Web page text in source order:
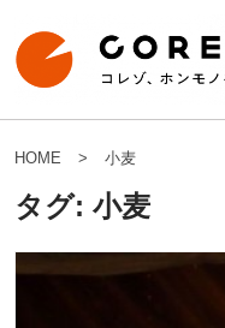
HOME 小麦
タグ: 小麦